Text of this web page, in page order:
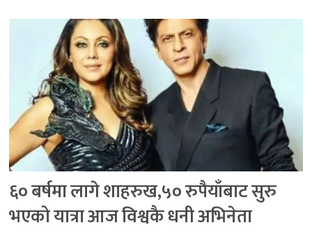
६० बर्षमा लागे शाहरुख,५० रुपैयाँबाट सुरु
भएको यात्रा आज विश्वकै धनी अभिनेता